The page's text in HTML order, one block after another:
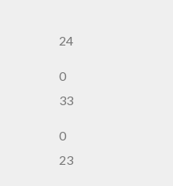
24
0
33
0
23